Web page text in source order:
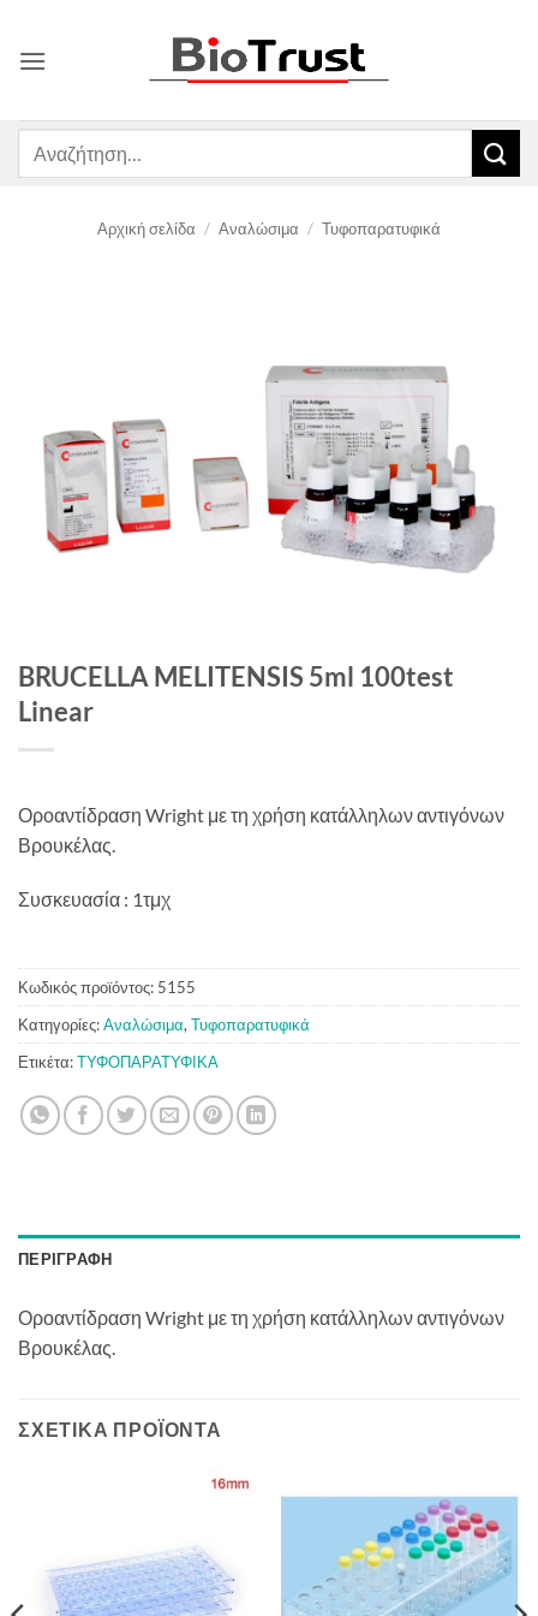
περιεχόμενο
Αναζήτηση
Αρχική σελίδα / Αναλώσιμα / Τυφοπαρατυφικά
BRUCELLA MELITENSIS 5ml 100test
Linear
Οροαντίδραση Wright με τη χρήση κατάλληλων αντιγόνων
Βρουκέλας.
Συσκευασία : 1τμχ
Κωδικός προϊόντος: 5155
Κατηγορίες:Αναλώσιμα, Τυφοπαρατυφικά
Ετικέτα:ΤΥΦΟΠΑΡΑΤΥΦΙΚΑ
ΠΕΡΙΓΡΑΦΉ
Οροαντίδραση Wright με τη χρήση κατάλληλων αντιγόνων
Βρουκέλας.
ΣΧΕΤΙΚΆ ΠΡΟΪΌΝΤΑ